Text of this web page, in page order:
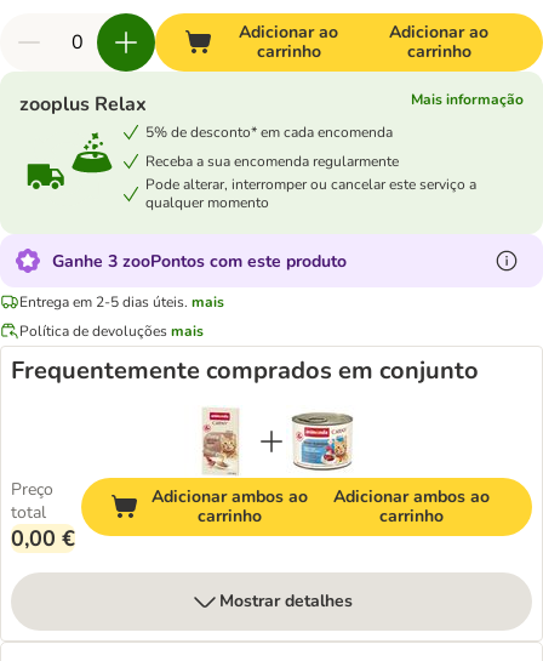
Adicionar ao
carrinho
Adicionar ao
carrinho
zooplus Relax
Mais informação
5% de desconto* em cada encomenda
Receba a sua encomenda regularmente
Pode alterar, interromper ou cancelar este serviço a
qualquer momento
Ganhe 3 zooPontos com este produto
Entrega em 2-5 dias úteis. mais
Política de devoluçõesmais
Frequentemente comprados em conjunto
Preço
total
0,00 €
Adicionar ambos ao
carrinho
Adicionar ambos ao
carrinho
Mostrar detalhes